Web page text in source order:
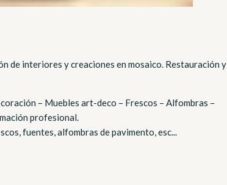
de interiores y creaciones en mosaico. Restauración y
– Muebles art-deco – Frescos – Alfombras –
profesional.
fuentes, alfombras de pavimento, esc...